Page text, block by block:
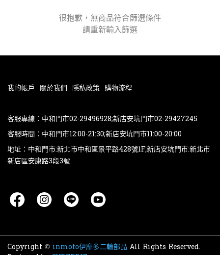
很抱歉，無商品符合篩選條件
請重新輸入篩選
我的帳戶 關於我們 隱私政策 購物流程
客服專線：中和門市02-29496928;新店安坑門市02-29427245
客服時間：中和門市12:00-21:30;新店安坑門市11:00-20:00
地址：中和門市:新北市中和區景平路428號1F;新店安坑門市:新北市
新店區安康路3段3號
Copyright © inmoto伊摩多二輪部品 All Rights Reserved.